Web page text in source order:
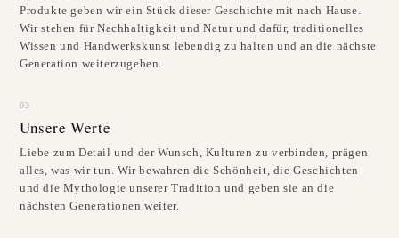
Produkte geben wir ein Stück dieser Geschichte mit nach Hause.
Wir stehen für Nachhaltigkeit und Natur und dafür, traditionelles
Wissen und Handwerkskunst lebendig zu halten und an die nächste
Generation weiterzugeben.
03
Unsere Werte
Liebe zum Detail und der Wunsch, Kulturen zu verbinden, prägen
alles, was wir tun. Wir bewahren die Schönheit, die Geschichten
und die Mythologie unserer Tradition und geben sie an die
nächsten Generationen weiter.